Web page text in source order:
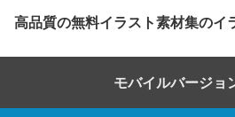
高品質の無料イラスト素材集のイ
モバイルバージョ